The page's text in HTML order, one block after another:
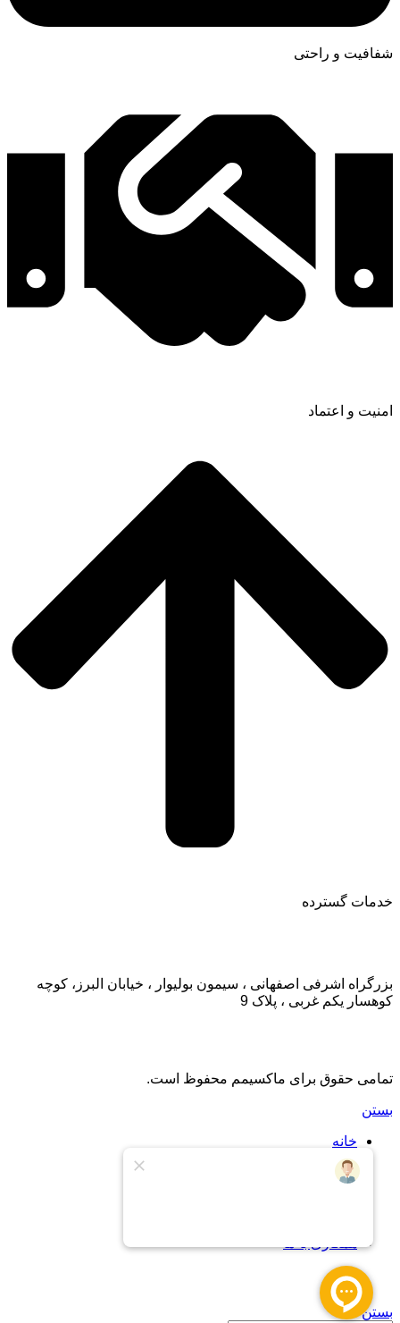
شفافیت و راحتی
امنیت و اعتماد
خدمات گسترده
بزرگراه اشرفی اصفهانی ، سیمون بولیوار ، خیابان البرز، کوچه
کوهسار یکم غربی ، پلاک 9
تمامی حقوق برای ماکسیمم محفوظ است.
بستن
خانه
اشتراک
سبد خرید
بستن